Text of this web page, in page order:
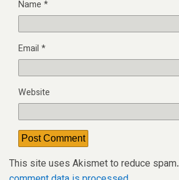
Name *
Email *
Website
This site uses Akismet to reduce spam.